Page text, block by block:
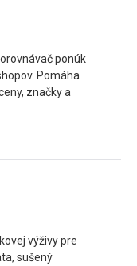
ponúk
Pomáha
značky a
výživy pre
sušený